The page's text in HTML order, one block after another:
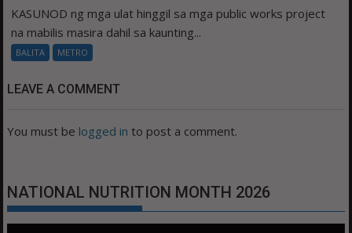
KASUNOD ng mga ulat hinggil sa mga public works project
na mabilis masira dahil sa kaunting...
BALITA METRO
LEAVE A COMMENT
You must be logged in to post a comment.
NATIONAL NUTRITION MONTH 2026